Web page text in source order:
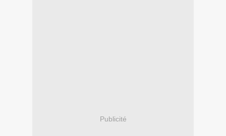
Publicité